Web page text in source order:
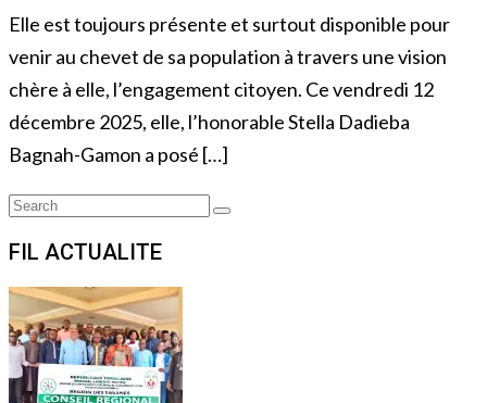
Elle est toujours présente et surtout disponible pour
venir au chevet de sa population à travers une vision
chère à elle, l’engagement citoyen. Ce vendredi 12
décembre 2025, elle, l’honorable Stella Dadieba
Bagnah-Gamon a posé […]
Search
Search
FIL ACTUALITE